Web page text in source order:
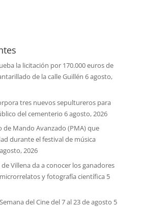
la licitación por 170.000 euros de
de la calle Guillén 6 agosto,
tres nuevos sepultureros para
del cementerio 6 agosto, 2026
Mando Avanzado (PMA) que
durante el festival de música
2026
Villena da a conocer los ganadores
y fotografía científica 5
del Cine del 7 al 23 de agosto 5